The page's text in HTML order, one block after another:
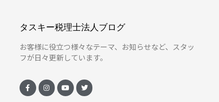
タスキー税理士法人ブログ
お客様に役立つ様々なテーマ、お知らせなど、スタッ
フが日々更新しています。